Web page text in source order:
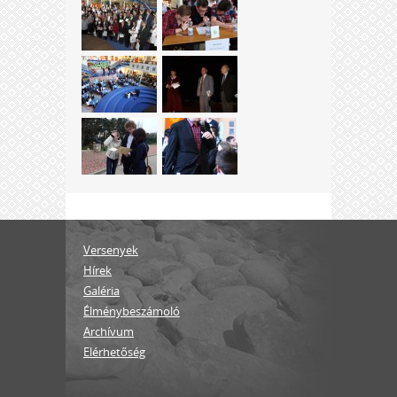
Versenyek
Hírek
Galéria
Élménybeszámoló
Archívum
Elérhetőség